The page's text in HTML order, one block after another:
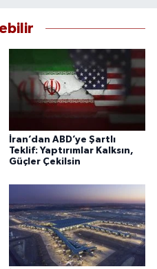
İran’dan ABD’ye Şartlı
Teklif: Yaptırımlar Kalksın,
Güçler Çekilsin